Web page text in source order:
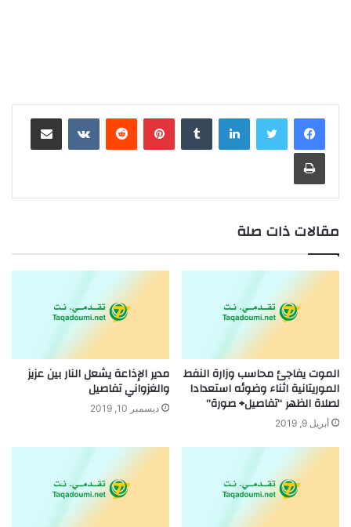
لينكدإن بينتيريست مشاركة عبر البريد
طباعة
مقالات ذات صلة
الموت يفاجئ محاسب وزارة النفط
الموريتانية اثناء وضوئه استعدادا
لصلاة الظهر “تفاصيل+ صورة”
أبريل 9, 2019
مدير الإذاعة يشعل النار بين عزيز
والغزواني تفاصيل
ديسمبر 10, 2019